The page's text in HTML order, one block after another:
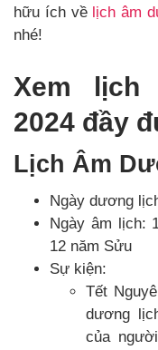
hữu ích về lịch âm
nhé!
Xem lịch
2024 đầy
Lịch Âm
Ngày dương
Ngày âm lịch:
12 năm Sửu
Sự kiện:
Tết
dương
của